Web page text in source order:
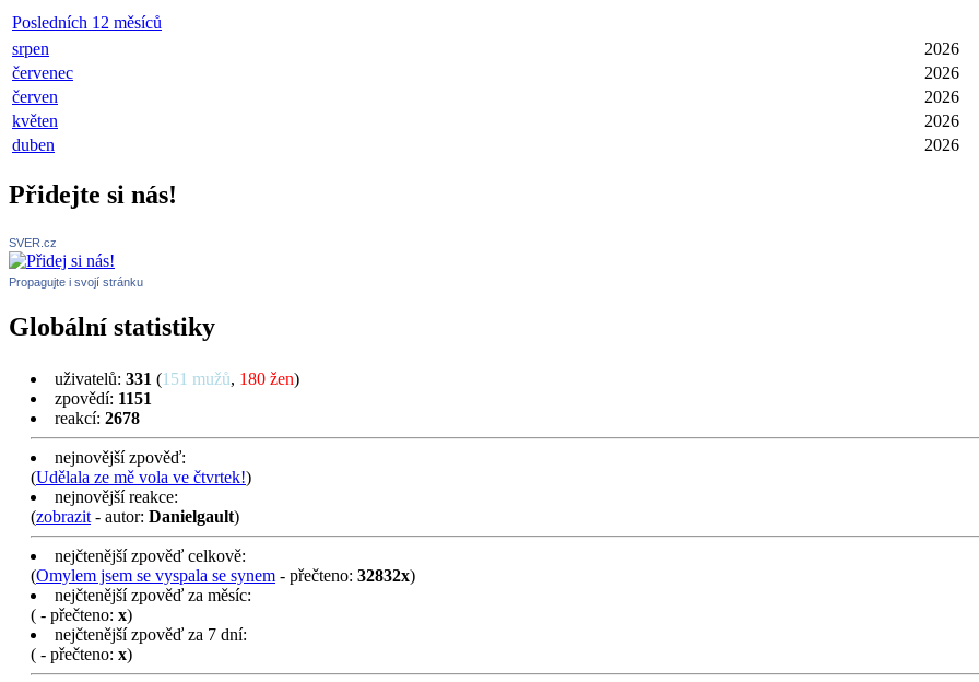
Posledních 12 měsíců
srpen
2026
červenec
2026
červen
2026
květen
2026
duben
2026
Přidejte si nás!
SVER.cz
Propagujte i svojí stránku
Globální statistiky
uživatelů: 331 (151 mužů, 180 žen)
zpovědí: 1151
reakcí: 2678
nejnovější zpověď:
(Udělala ze mě vola ve čtvrtek!)
nejnovější reakce:
(zobrazit - autor: Danielgault)
nejčtenější zpověď celkově:
(Omylem jsem se vyspala se synem - přečteno: 32832x)
nejčtenější zpověď za měsíc:
( - přečteno: x)
nejčtenější zpověď za 7 dní:
( - přečteno: x)